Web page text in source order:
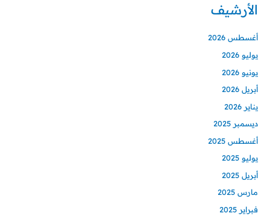
الأرشيف
أغسطس 2026
يوليو 2026
يونيو 2026
أبريل 2026
يناير 2026
ديسمبر 2025
أغسطس 2025
يوليو 2025
أبريل 2025
مارس 2025
فبراير 2025